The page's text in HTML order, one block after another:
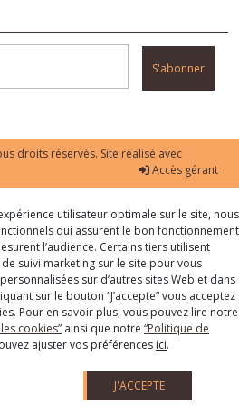
S'abonner
droits réservés. Site réalisé avec
Accès gérant
utilisateur optimale sur le site, nous
qui assurent le bon fonctionnement
l’audience. Certains tiers utilisent
suivi marketing sur le site pour vous
sur d’autres sites Web et dans
sur le bouton “J’accepte” vous acceptez
Pour en savoir plus, vous pouvez lire notre
cookies” ainsi que notre “Politique de
ajuster vos préférences ici.
J'ACCEPTE